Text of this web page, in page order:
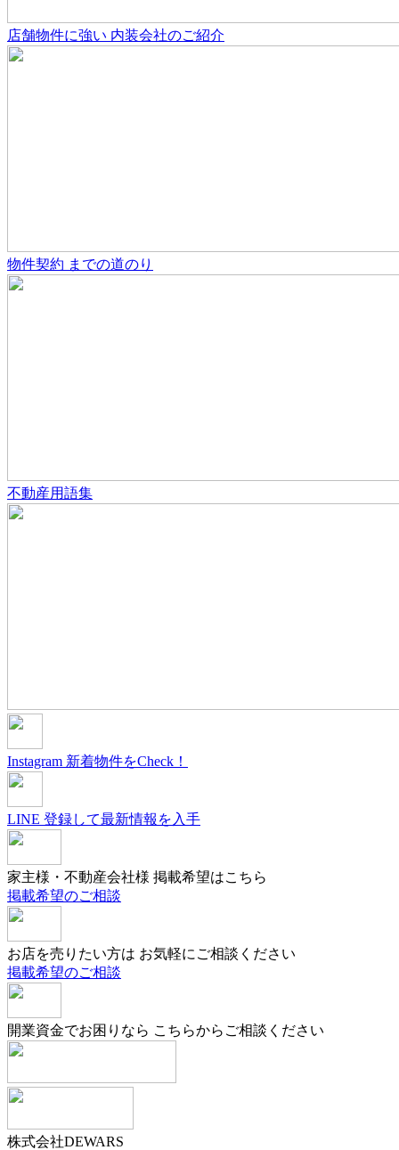
店舗物件に強い 内装会社のご紹介
物件契約 までの道のり
不動産用語集
Instagram 新着物件をCheck！
LINE 登録して最新情報を入手
家主様・不動産会社様 掲載希望はこちら
掲載希望のご相談
お店を売りたい方は お気軽にご相談ください
掲載希望のご相談
開業資金でお困りなら こちらからご相談ください
株式会社DEWARS